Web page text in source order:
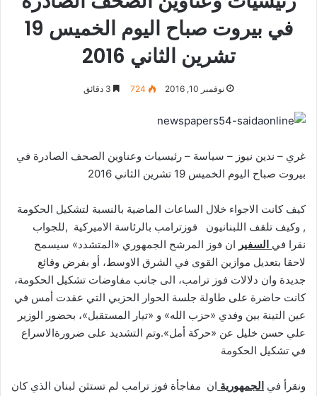
في بيروت صباح اليوم الخميس 19
تشرين الثاني 2016
نوفمبر 10, 2016 724
غري – ندين نيوز – سياسة – رئيسيات وعناوين الصحف الصادرة في
بيروت صباح اليوم الخميس 19 تشرين الثاني 2016
كيف كانت الاجواء خلال الساعات الماضية بالنسبة لتشكيل الحكومة
, وكيف تلقف اللبنانيون فوزترامب بالرئاسة الاميركية ,للجواب
نقرا في السفير ان فوز المرشح الجمهوري «المتشدد» سيسمح
لاحقا بتعديل موازين القوى في الشرق الاوسط، أو بفرض وقائع
جديدة وان دلالات فوز ترامب، الى جانب مفاوضات تشكيل الحكومة،
كانت حاضرة على طاولة جلسة الحوار الحزبي التي عقدت أمس في
عين التينة بين وفدي «حزب الله» و «تيار المستقبل»، بحضور الوزير
علي حسن خليل عن «حركة أمل».وتم التشديد على ضرورةالاسراع
في تشكيل الحكومة
ونقرأ في الجمهورية ان مفاجأة فوز ترامب لم تستثن لبنان الذي كان